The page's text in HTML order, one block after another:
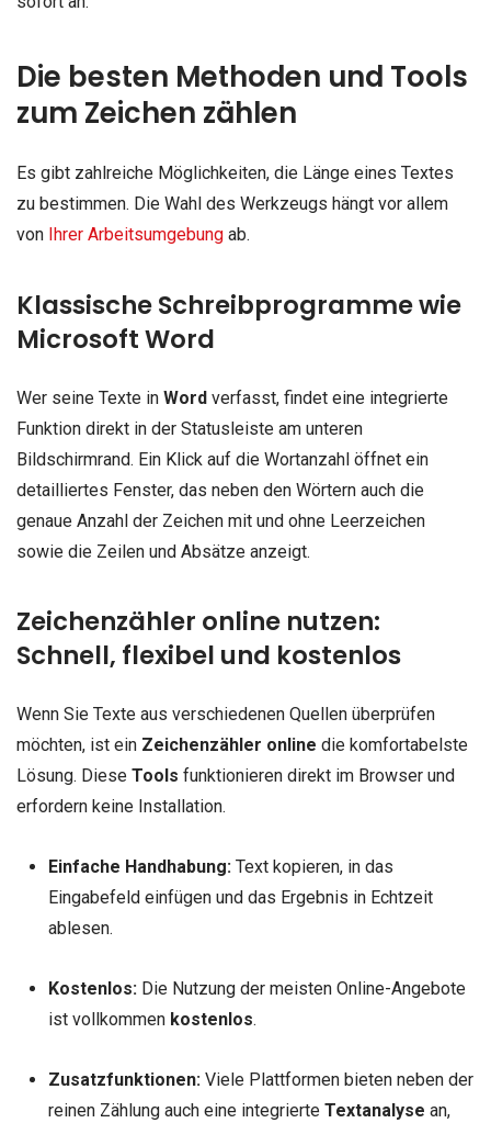
Die besten Methoden und Tools
zum Zeichen zählen
Es gibt zahlreiche Möglichkeiten, die Länge eines Textes
zu bestimmen. Die Wahl des Werkzeugs hängt vor allem
von Ihrer Arbeitsumgebung ab.
Klassische Schreibprogramme wie
Microsoft Word
Wer seine Texte in Word verfasst, findet eine integrierte
Funktion direkt in der Statusleiste am unteren
Bildschirmrand. Ein Klick auf die Wortanzahl öffnet ein
detailliertes Fenster, das neben den Wörtern auch die
genaue Anzahl der Zeichen mit und ohne Leerzeichen
sowie die Zeilen und Absätze anzeigt.
Zeichenzähler online nutzen:
Schnell, flexibel und kostenlos
Wenn Sie Texte aus verschiedenen Quellen überprüfen
möchten, ist ein Zeichenzähler online die komfortabelste
Lösung. Diese Tools funktionieren direkt im Browser und
erfordern keine Installation.
Einfache Handhabung:Text kopieren, in das
Eingabefeld einfügen und das Ergebnis in Echtzeit
ablesen.
Kostenlos:Die Nutzung der meisten Online-Angebote
ist vollkommen kostenlos.
Zusatzfunktionen:Viele Plattformen bieten neben der
reinen Zählung auch eine integrierte Textanalyse an,